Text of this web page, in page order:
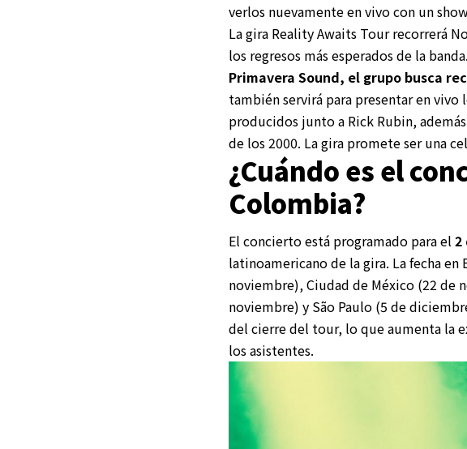
verlos nuevamente en vivo con un
La gira Reality Awaits Tour recorrerá
los regresos más esperados de la banda.
Primavera Sound, el grupo busca
también servirá para presentar en vivo
producidos junto a Rick Rubin,
de los 2000. La gira promete ser una
¿Cuándo es el
Colombia?
El concierto está programado para el 2
latinoamericano de la gira. La fecha
noviembre), Ciudad de México (22 de
noviembre) y São Paulo (5 de
del cierre del tour, lo que aumenta la
los asistentes.